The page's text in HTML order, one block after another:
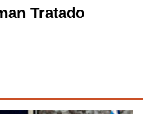
Tratado